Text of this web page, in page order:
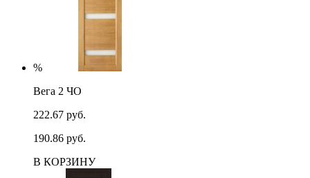
%
Вега 2 ЧО
222.67 руб.
190.86 руб.
В КОРЗИНУ